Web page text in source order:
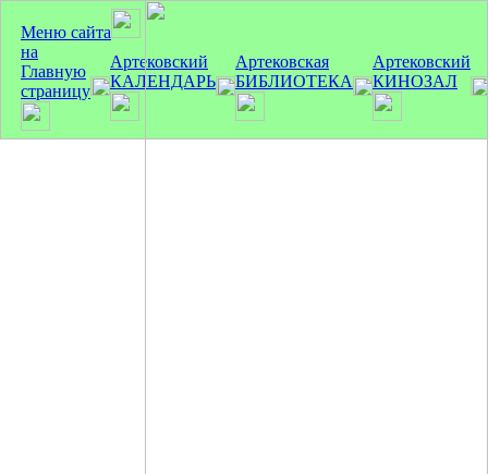
Меню сайта
на
Главную
страницу
Артековский
КАЛЕНДАРЬ
Артековская
БИБЛИОТЕКА
Артековский
КИНОЗАЛ